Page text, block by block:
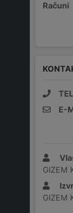
Računi
TEL
E-
GIZEM
GIZEM